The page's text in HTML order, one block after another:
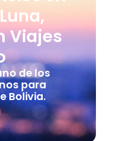
Viajes
de los
para
Bolivia.